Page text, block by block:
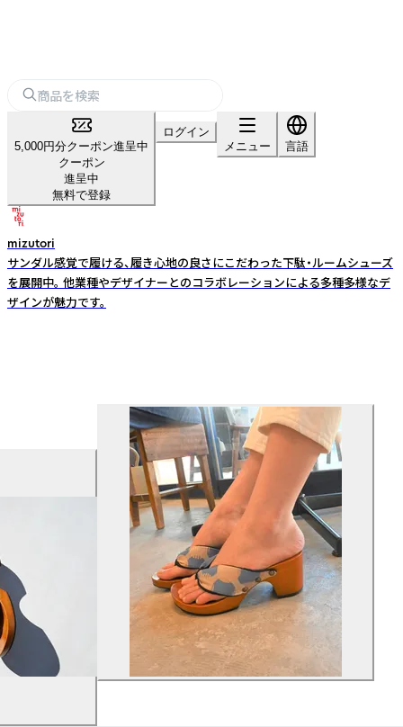
5,000円分クーポン進呈中
クーポン
進呈中
無料で登録
ログイン
メニュー
言語
mizutori
サンダル感覚で履ける、履き心地の良さにこだわった下駄・ルームシューズ
を展開中。 他業種やデザイナーとのコラボレーションによる多種多様なデ
ザインが魅力です。